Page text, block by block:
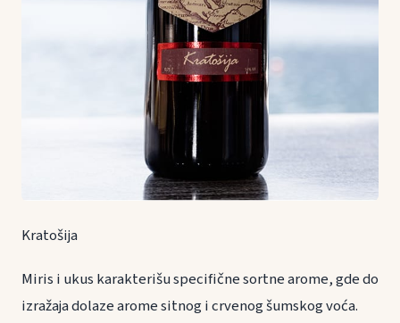
Kratošija
Miris i ukus karakterišu specifične sortne arome, gde do
izražaja dolaze arome sitnog i crvenog šumskog voća.